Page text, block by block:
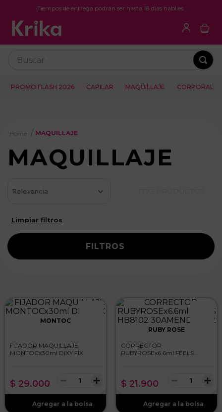
Tiempos de entrega podrán ser hasta 18 días hábiles.
PROMO FLASH 2026 CAPILAR MAQUILLAJE CORPORAL
MAQUILLAJE
MAQUILLAJE
Relevancia
FILTROS
MONTOC
FIJADOR MAQUILLAJE
MONTOCx30ml DIXY FIX
$ 29.000 ＋
－
RUBY ROSE
CORRECTOR
RUBYROSEx6.6ml FEELS
$ 21.900 ＋
－